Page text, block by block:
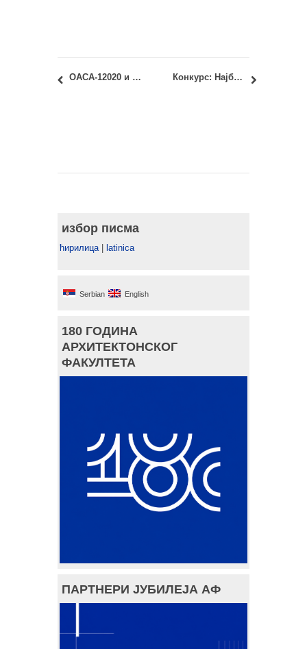
ОАСА-12020 и ИАСА-12020 – Историја модерне архитектуре и урбанизма: Први колоквијум Конкурс: Најбоља технолошка иновација у Србији 2015.
избор писма
ћирилица latinica
Serbian English
180 ГОДИНА
АРХИТЕКТОНСКОГ
ФАКУЛТЕТА
ПАРТНЕРИ ЈУБИЛЕЈА АФ